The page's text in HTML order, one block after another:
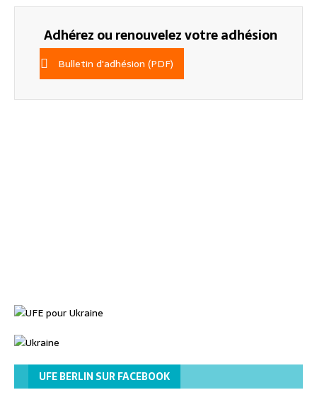
Adhérez ou renouvelez votre adhésion
Bulletin d'adhésion (PDF)
UFE BERLIN SUR FACEBOOK